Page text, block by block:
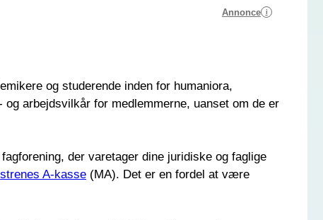
Annonce i
og studerende inden for humaniora,
arbejdsvilkår for medlemmerne, uanset om de er
der varetager dine juridiske og faglige
A-kasse (MA). Det er en fordel at være